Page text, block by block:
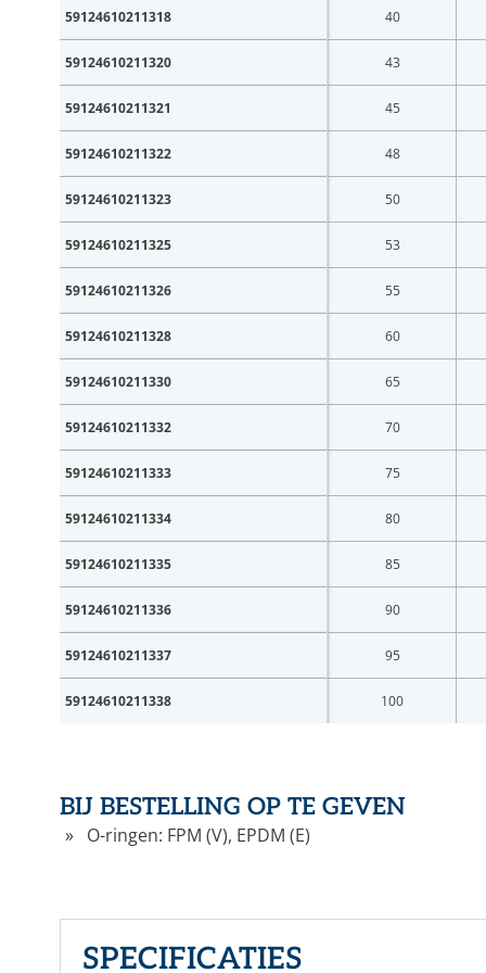
59124610211318 40
59124610211320 43
59124610211321 45
59124610211322 48
59124610211323 50
59124610211325 53
59124610211326 55
59124610211328 60
59124610211330 65
59124610211332 70
59124610211333 75
59124610211334 80
59124610211335 85
59124610211336 90
59124610211337 95
59124610211338 100
BIJ BESTELLING OP TE GEVEN
O-ringen: FPM (V), EPDM (E)
SPECIFICATIES
E-